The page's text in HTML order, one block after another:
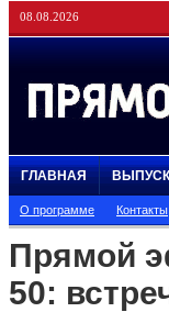
08.08.2026
ГЛАВНАЯ
О программе Контакты
Прямой
50: